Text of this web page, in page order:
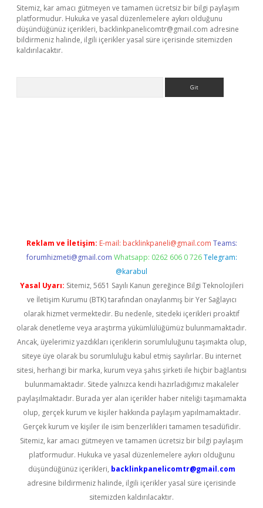
Sitemiz, kar amacı gütmeyen ve tamamen ücretsiz bir bilgi paylaşım
platformudur. Hukuka ve yasal düzenlemelere aykırı olduğunu
düşündüğünüz içerikleri, backlinkpanelicomtr@gmail.com adresine
bildirmeniz halinde, ilgili içerikler yasal süre içerisinde sitemizden
kaldırılacaktır.
Reklam ve İletişim: E-mail: backlinkpaneli@gmail.com Teams:
forumhizmeti@gmail.com Whatsapp: 0262 606 0 726 Telegram:
@karabul
Yasal Uyarı: Sitemiz, 5651 Sayılı Kanun gereğince Bilgi Teknolojileri
ve İletişim Kurumu (BTK) tarafından onaylanmış bir Yer Sağlayıcı
olarak hizmet vermektedir. Bu nedenle, sitedeki içerikleri proaktif
olarak denetleme veya araştırma yükümlülüğümüz bulunmamaktadır.
Ancak, üyelerimiz yazdıkları içeriklerin sorumluluğunu taşımakta olup,
siteye üye olarak bu sorumluluğu kabul etmiş sayılırlar. Bu internet
sitesi, herhangi bir marka, kurum veya şahıs şirketi ile hiçbir bağlantısı
bulunmamaktadır. Sitede yalnızca kendi hazırladığımız makaleler
paylaşılmaktadır. Burada yer alan içerikler haber niteliği taşımamakta
olup, gerçek kurum ve kişiler hakkında paylaşım yapılmamaktadır.
Gerçek kurum ve kişiler ile isim benzerlikleri tamamen tesadüfidir.
Sitemiz, kar amacı gütmeyen ve tamamen ücretsiz bir bilgi paylaşım
platformudur. Hukuka ve yasal düzenlemelere aykırı olduğunu
düşündüğünüz içerikleri, backlinkpanelicomtr@gmail.com
adresine bildirmeniz halinde, ilgili içerikler yasal süre içerisinde
sitemizden kaldırılacaktır.